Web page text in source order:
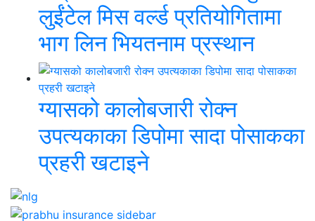
लुईंटेल मिस वर्ल्ड प्रतियोगितामा
भाग लिन भियतनाम प्रस्थान
ग्यासको कालोबजारी रोक्न
उपत्यकाका डिपोमा सादा पोसाकका
प्रहरी खटाइने